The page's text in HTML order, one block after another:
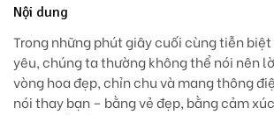
Nội dung
Trong những phút giây cuối cùng tiễn
yêu, chúng ta thường không thể nói nên
vòng hoa đẹp, chỉn chu và mang thông
nói thay bạn – bằng vẻ đẹp, bằng cảm